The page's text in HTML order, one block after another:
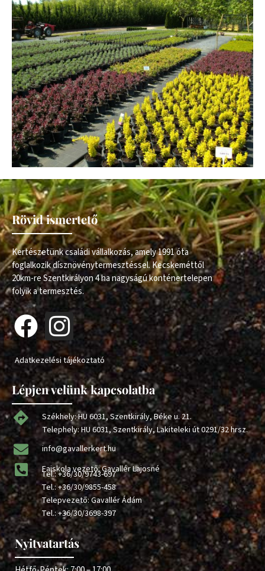
Rövid ismertető
Kertészetünk családi vállalkozás, amely 1991 óta
foglalkozik dísznövénytermesztéssel. Kecskeméttől
20km-re Szentkirályon 4 ha nagyságú konténertelepen
folyik a termesztés.
Adatkezelési tájékoztató
Lépjen velünk kapcsolatba
Székhely: HU 6031, Szentkirály, Béke u. 21.
Telephely: HU 6031, Szentkirály, Lakiteleki út 0291/32 hrsz.
info@gavallerkert.hu
Faiskola vezető: Gavallér Lajosné
Tel.:+36/30/9743-697
Tel.:+36/30/9855-458
Telepvezető: Gavallér Ádám
Tel.:+36/30/3698-397
Nyitvatartás